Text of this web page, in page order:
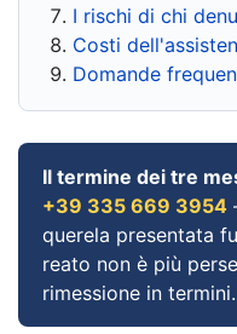
I rischi di chi
Costi
Domande
Il termine dei tre
+39 335 669 3954
querela presentata
reato non è più
rimessione in termini.